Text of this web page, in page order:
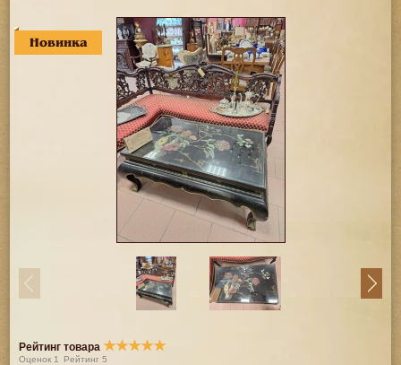
Новинка
Рейтинг товара ★★★★★
Оценок 1 Рейтинг5